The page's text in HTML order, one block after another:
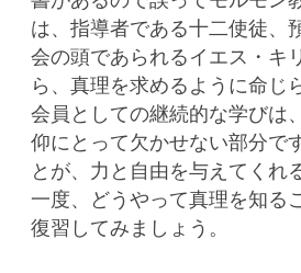
は、指導者である十二使徒、
会の頭であられるイエス・キ
ら、真理を求めるように命じ
会員としての継続的な学びは
仰にとって欠かせない部分で
とが、力と自由を与えてくれ
一度、どうやって真理を知る
復習してみましょう。